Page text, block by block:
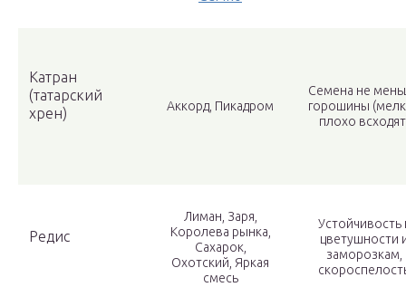
Катран
(татарский
хрен)
Аккорд, Пикадром
Семена не
горошины
плохо
Редис
Лиман, Заря,
Королева рынка,
Сахарок,
Охотский, Яркая
смесь
Устойчивость
цветушности
заморозкам,